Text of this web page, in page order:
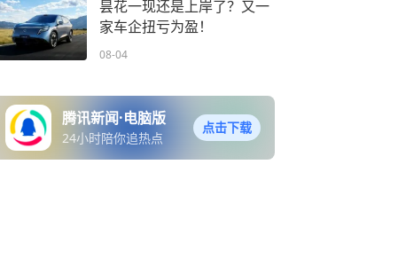
昙花一现还是上岸了？又一
家车企扭亏为盈！
08-04
腾讯新闻·电脑版
24小时陪你追热点
点击下载